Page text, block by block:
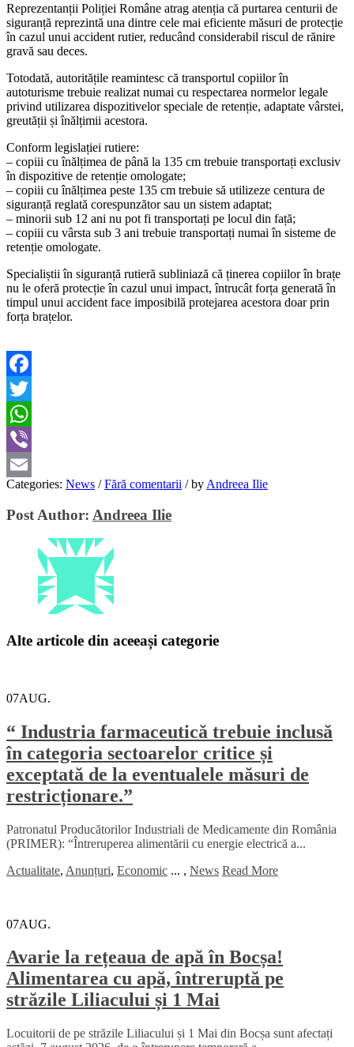
Reprezentanții Poliției Române atrag atenția că purtarea centurii de
siguranță reprezintă una dintre cele mai eficiente măsuri de protecție
în cazul unui accident rutier, reducând considerabil riscul de rănire
gravă sau deces.
Totodată, autoritățile reamintesc că transportul copiilor în
autoturisme trebuie realizat numai cu respectarea normelor legale
privind utilizarea dispozitivelor speciale de retenție, adaptate vârstei,
greutății și înălțimii acestora.
Conform legislației rutiere:
– copiii cu înălțimea de până la 135 cm trebuie transportați exclusiv
în dispozitive de retenție omologate;
– copiii cu înălțimea peste 135 cm trebuie să utilizeze centura de
siguranță reglată corespunzător sau un sistem adaptat;
– minorii sub 12 ani nu pot fi transportați pe locul din față;
– copiii cu vârsta sub 3 ani trebuie transportați numai în sisteme de
retenție omologate.
Specialiștii în siguranță rutieră subliniază că ținerea copiilor în brațe
nu le oferă protecție în cazul unui impact, întrucât forța generată în
timpul unui accident face imposibilă protejarea acestora doar prin
forța brațelor.
Facebook
Twitter
WhatsApp
Viber
Email
Categories: News / Fără comentarii /by Andreea Ilie
Post Author: Andreea Ilie
Alte articole din aceeași categorie
07AUG.
“ Industria farmaceutică trebuie inclusă
în categoria sectoarelor critice și
exceptată de la eventualele măsuri de
restricționare.”
Patronatul Producătorilor Industriali de Medicamente din România
(PRIMER): “Întreruperea alimentării cu energie electrică a...
Actualitate, Anunțuri, Economic ... , News Read More
07AUG.
Avarie la rețeaua de apă în Bocșa!
Alimentarea cu apă, întreruptă pe
străzile Liliacului și 1 Mai
Locuitorii de pe străzile Liliacului și 1 Mai din Bocșa sunt afectați